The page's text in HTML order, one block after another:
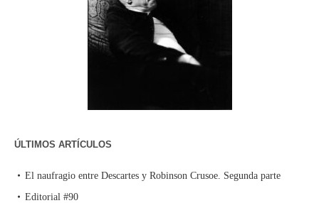
ÚLTIMOS ARTÍCULOS
El naufragio entre Descartes y Robinson Crusoe. Segunda parte
Editorial #90